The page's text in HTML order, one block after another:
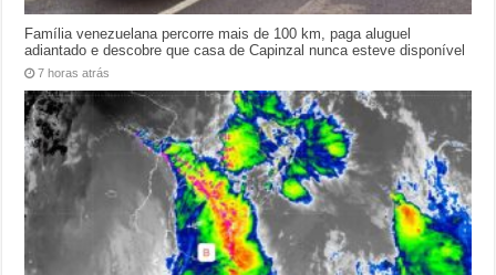
Família venezuelana percorre mais de 100 km, paga aluguel
adiantado e descobre que casa de Capinzal nunca esteve disponível
7 horas atrás